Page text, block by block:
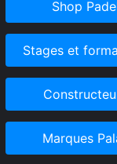
Shop
Stages et
Marques